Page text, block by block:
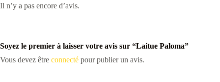
Il n’y a pas encore d’avis.
Soyez le premier à laisser votre avis sur “Laitue Paloma”
Vous devez être connecté pour publier un avis.